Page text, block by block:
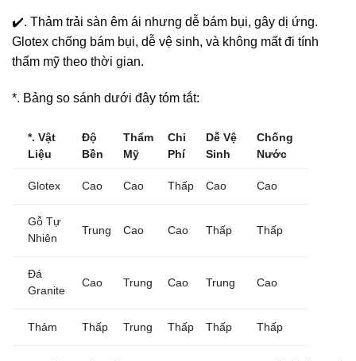
✔️. Thảm trải sàn êm ái nhưng dễ bám bụi, gây dị ứng.
Glotex chống bám bụi, dễ vệ sinh, và không mất đi tính
thẩm mỹ theo thời gian.
*. Bảng so sánh dưới đây tóm tắt:
*. Vật
Liệu
Độ
Bền
Thẩm
Mỹ
Chi
Phí
Dễ Vệ
Sinh
Chống
Nước
Glotex Cao Cao Thấp Cao Cao
Gỗ Tự
Nhiên
Trung Cao Cao Thấp Thấp
Đá
Granite
Cao Trung Cao Trung Cao
Thảm Thấp Trung Thấp Thấp Thấp